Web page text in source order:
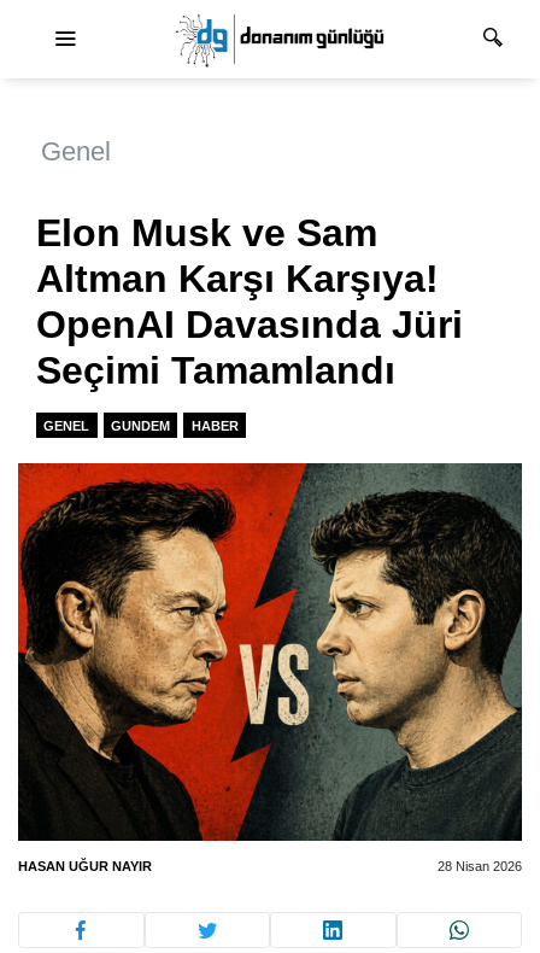
Genel
Elon Musk ve Sam
Altman Karşı Karşıya!
OpenAI Davasında Jüri
Seçimi Tamamlandı
GENEL GUNDEM HABER
HASAN UĞUR NAYIR 28 Nisan 2026